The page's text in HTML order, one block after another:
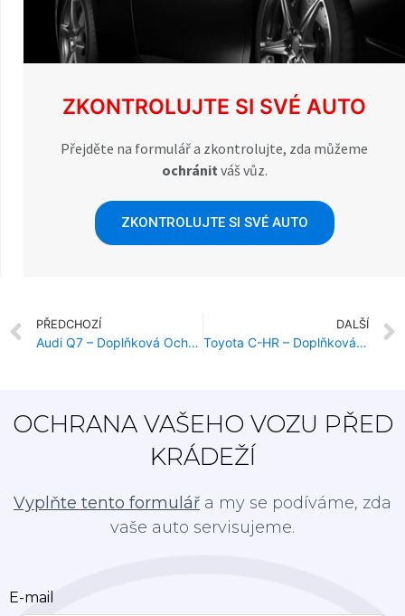
ZKONTROLUJTE SI SVÉ AUTO
Přejděte na formulář a zkontrolujte, zda můžeme
ochránit váš vůz.
ZKONTROLUJTE SI SVÉ AUTO
PŘEDCHOZÍ
Audi Q7 – Doplňková Ochrana Proti Krádeži
DALŠÍ
Toyota C-HR – Doplňková Ochrana Proti Krádeži
OCHRANA VAŠEHO VOZU PŘED
KRÁDEŽÍ
Vyplňte tento formulář a my se podíváme, zda
vaše auto servisujeme.
E-mail